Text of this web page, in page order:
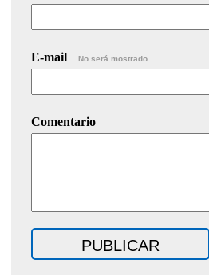
E-mail No será mostrado.
Comentario